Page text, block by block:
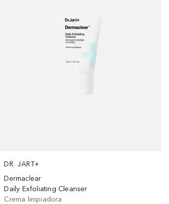
DR. JART+
Dermaclear
Daily Exfoliating Cleanser
Crema limpiadora